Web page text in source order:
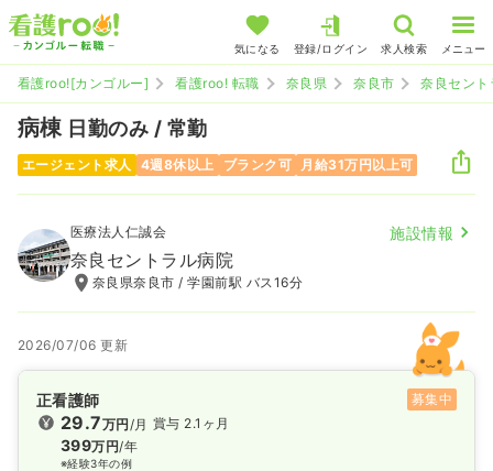
気になる 登録/ログイン 求人検索 メニュー
看護roo![カンゴルー] 看護roo! 転職 奈良県 奈良市 奈良セン
病棟 日勤のみ / 常勤
エージェント求人 4週8休以上 ブランク可 月給31万円以上可
医療法人仁誠会 施設情報
奈良セントラル病院
奈良県奈良市 / 学園前駅 バス16分
2026/07/06 更新
正看護師 募集中
29.7万円/月
399万円/年
※経験3年の例
賞与 2.1ヶ月